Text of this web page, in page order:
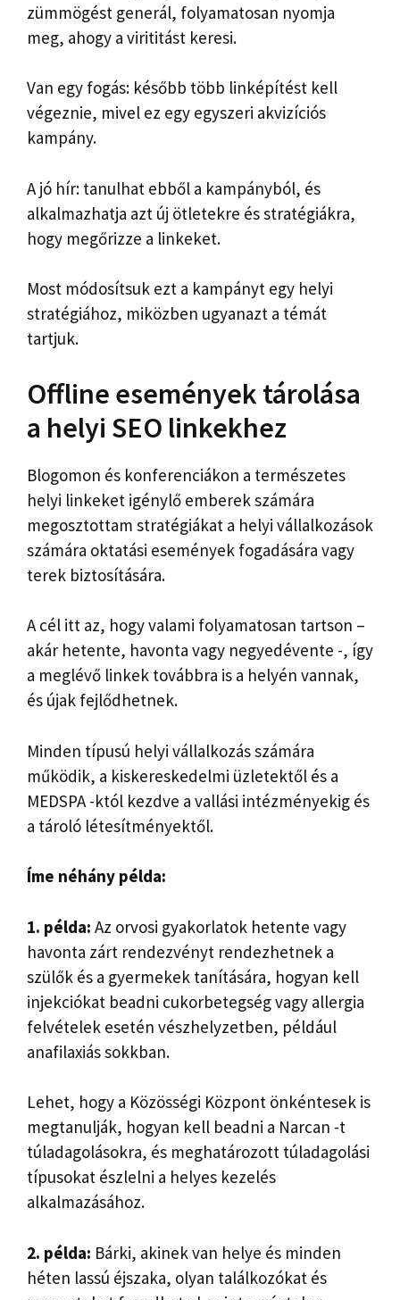
zümmögést generál, folyamatosan nyomja
meg, ahogy a virititást keresi.
Van egy fogás: később több linképítést kell
végeznie, mivel ez egy egyszeri akvizíciós
kampány.
A jó hír: tanulhat ebből a kampányból, és
alkalmazhatja azt új ötletekre és stratégiákra,
hogy megőrizze a linkeket.
Most módosítsuk ezt a kampányt egy helyi
stratégiához, miközben ugyanazt a témát
tartjuk.
Offline események tárolása
a helyi SEO linkekhez
Blogomon és konferenciákon a természetes
helyi linkeket igénylő emberek számára
megosztottam stratégiákat a helyi vállalkozások
számára oktatási események fogadására vagy
terek biztosítására.
A cél itt az, hogy valami folyamatosan tartson –
akár hetente, havonta vagy negyedévente -, így
a meglévő linkek továbbra is a helyén vannak,
és újak fejlődhetnek.
Minden típusú helyi vállalkozás számára
működik, a kiskereskedelmi üzletektől és a
MEDSPA -któl kezdve a vallási intézményekig és
a tároló létesítményektől.
Íme néhány példa:
1. példa: Az orvosi gyakorlatok hetente vagy
havonta zárt rendezvényt rendezhetnek a
szülők és a gyermekek tanítására, hogyan kell
injekciókat beadni cukorbetegség vagy allergia
felvételek esetén vészhelyzetben, például
anafilaxiás sokkban.
Lehet, hogy a Közösségi Központ önkéntesek is
megtanulják, hogyan kell beadni a Narcan -t
túladagolásokra, és meghatározott túladagolási
típusokat észlelni a helyes kezelés
alkalmazásához.
2. példa: Bárki, akinek van helye és minden
héten lassú éjszaka, olyan találkozókat és